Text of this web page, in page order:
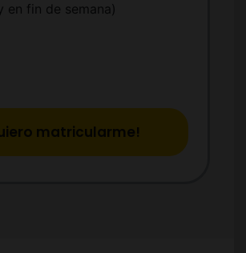
en fin de semana)
matricularme!